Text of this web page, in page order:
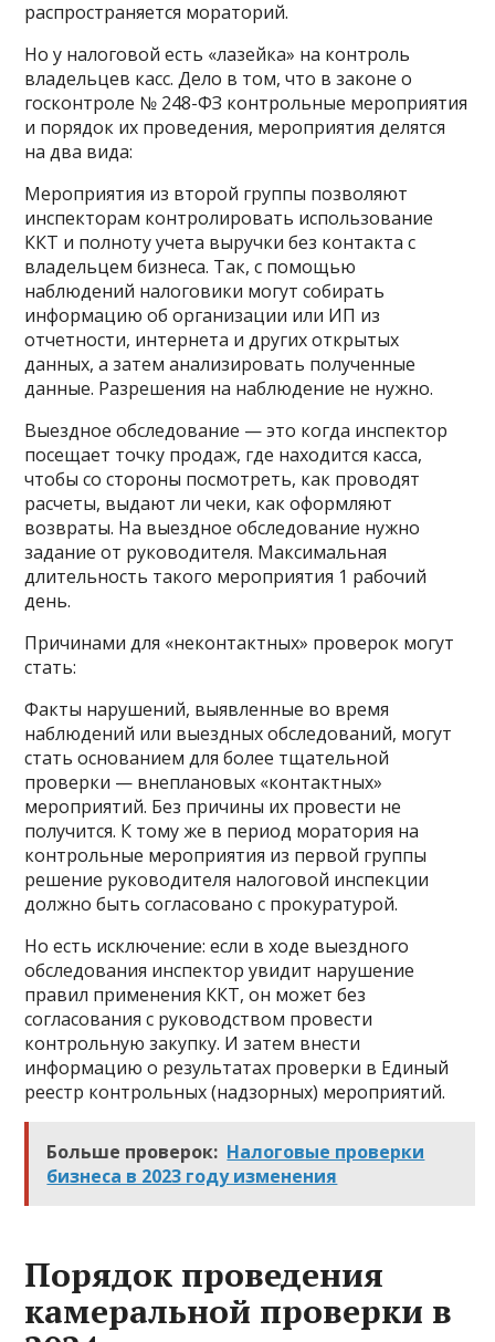
распространяется мораторий.
Но у налоговой есть «лазейка» на контроль
владельцев касс. Дело в том, что в законе о
госконтроле № 248-ФЗ контрольные мероприятия
и порядок их проведения, мероприятия делятся
на два вида:
Мероприятия из второй группы позволяют
инспекторам контролировать использование
ККТ и полноту учета выручки без контакта с
владельцем бизнеса. Так, с помощью
наблюдений налоговики могут собирать
информацию об организации или ИП из
отчетности, интернета и других открытых
данных, а затем анализировать полученные
данные. Разрешения на наблюдение не нужно.
Выездное обследование — это когда инспектор
посещает точку продаж, где находится касса,
чтобы со стороны посмотреть, как проводят
расчеты, выдают ли чеки, как оформляют
возвраты. На выездное обследование нужно
задание от руководителя. Максимальная
длительность такого мероприятия 1 рабочий
день.
Причинами для «неконтактных» проверок могут
стать:
Факты нарушений, выявленные во время
наблюдений или выездных обследований, могут
стать основанием для более тщательной
проверки — внеплановых «контактных»
мероприятий. Без причины их провести не
получится. К тому же в период моратория на
контрольные мероприятия из первой группы
решение руководителя налоговой инспекции
должно быть согласовано с прокуратурой.
Но есть исключение: если в ходе выездного
обследования инспектор увидит нарушение
правил применения ККТ, он может без
согласования с руководством провести
контрольную закупку. И затем внести
информацию о результатах проверки в Единый
реестр контрольных (надзорных) мероприятий.
Больше проверок: Налоговые проверки
бизнеса в 2023 году изменения
Порядок проведения
камеральной проверки в